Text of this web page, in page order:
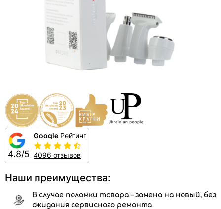
4.8/5
Google Рейтинг
4096 отзывов
Наши преимущества:
В случае поломки товара – замена на новый, без
ожидания сервисного ремонта